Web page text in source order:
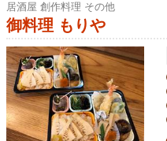
居酒屋 創作料理 その他
御料理 もりや